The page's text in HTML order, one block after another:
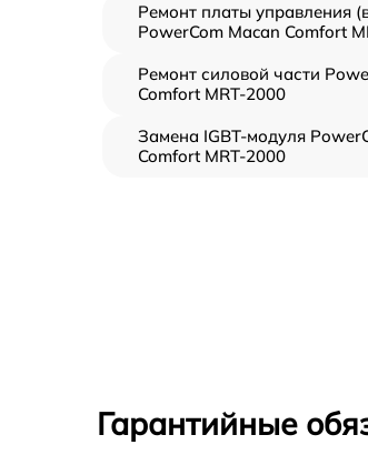
Ремонт платы управления
PowerCom Macan Comfort
Ремонт силовой части
Comfort MRT-2000
Замена IGBT-модуля
Comfort MRT-2000
Гарантийные